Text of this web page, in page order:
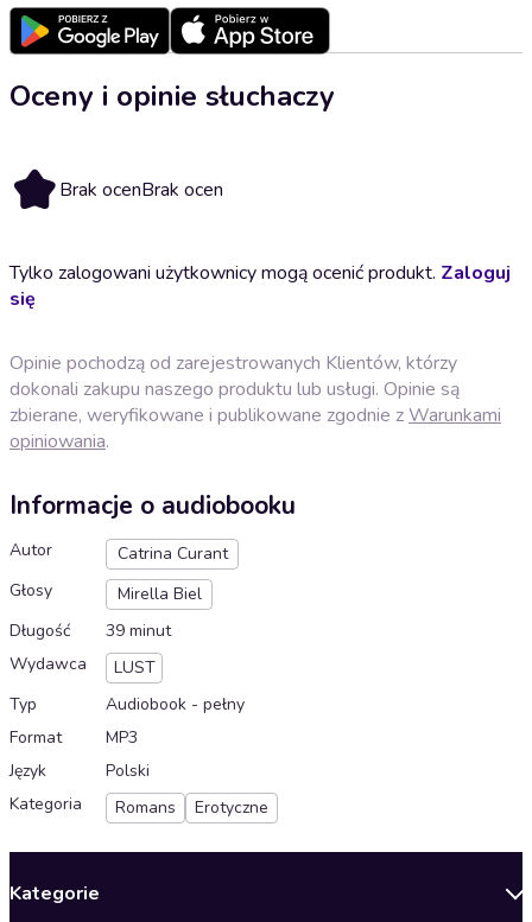
Oceny i opinie słuchaczy
Brak ocenBrak ocen
Tylko zalogowani użytkownicy mogą ocenić produkt. Zaloguj
się
Opinie pochodzą od zarejestrowanych Klientów, którzy
dokonali zakupu naszego produktu lub usługi. Opinie są
zbierane, weryfikowane i publikowane zgodnie zWarunkami
opiniowania.
Informacje o audiobooku
Autor
Catrina Curant
Głosy
Mirella Biel
Długość
39 minut
Wydawca
LUST
Typ
Audiobook - pełny
Format
MP3
Język
Polski
Kategoria
Romans Erotyczne
Kategorie